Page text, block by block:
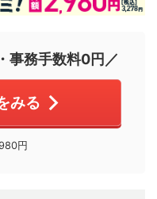
事務手数料0円／
みる
円